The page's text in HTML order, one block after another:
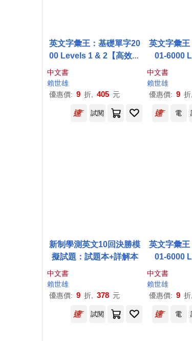
英文字彙王：基礎單字20
00 Levels 1 & 2【高效演
練版】(附試題本，加碼送
半年免費數位學習體驗)
中文書
賴世雄
優惠價: 9 折, 405 元
英文字彙
01-6000
【高效演
本，加碼送
學
中文書
賴世雄
優惠價: 9 折,
試閱 電
新制學測英文10回決勝模
擬試題：試題本+詳解本
中文書
賴世雄
優惠價: 9 折, 378 元
英文字彙
01-6000
中文書
賴世雄
優惠價: 9 折,
試閱 電